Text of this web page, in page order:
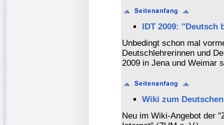
IDT 2009: "Deutsch
Unbedingt schon mal
Deutschlehrerinnen und
2009 in Jena und Weimar
Wiki zum
Neu im Wiki-Angebot der